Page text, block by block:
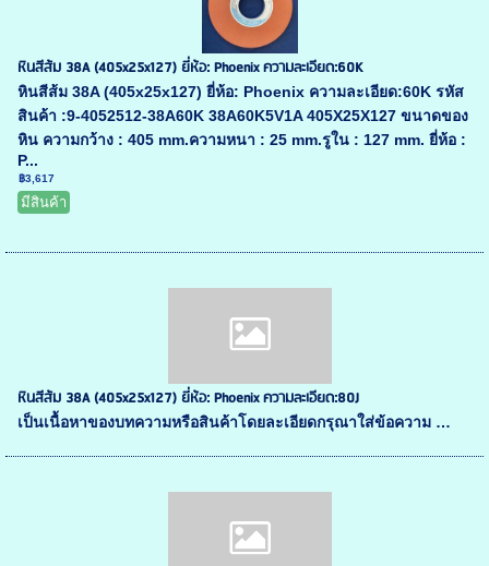
หินสีส้ม 38A (405x25x127) ยี่ห้อ: Phoenix ความละเอียด:60K
หินสีส้ม 38A (405x25x127) ยี่ห้อ: Phoenix ความละเอียด:60K รหัส
สินค้า :9-4052512-38A60K 38A60K5V1A 405X25X127 ขนาดของ
หิน ความกว้าง : 405 mm.ความหนา : 25 mm.รูใน : 127 mm. ยี่ห้อ :
P...
฿3,617
มีสินค้า
หินสีส้ม 38A (405x25x127) ยี่ห้อ: Phoenix ความละเอียด:80J
เป็นเนื้อหาของบทความหรือสินค้าโดยละเอียดกรุณาใส่ข้อความ …